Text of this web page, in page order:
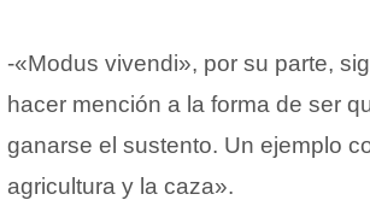
-«Modus vivendi», por su parte,
hacer mención a la forma de ser
ganarse el sustento. Un ejemplo
agricultura y la caza».